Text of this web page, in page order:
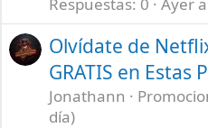
Olvídate de
GRATIS en Estas
Jonathann
día)